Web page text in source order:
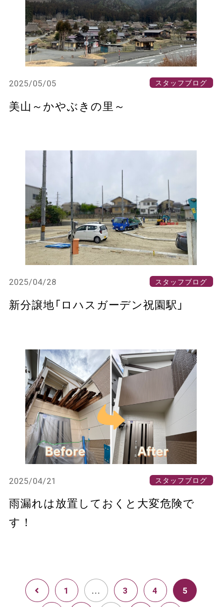
2025/05/05 スタッフブログ
美山～かやぶきの里～
2025/04/28 スタッフブログ
新分譲地「ロハスガーデン祝園駅」
2025/04/21 スタッフブログ
雨漏れは放置しておくと大変危険で
す！
1 ... 3 4 5